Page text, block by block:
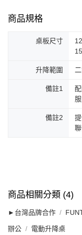
商品規格
桌板尺寸
升降範圍
備註1
備註2
聯
商品相關分類 (4)
►台灣品牌合作
辦公 電動升降桌